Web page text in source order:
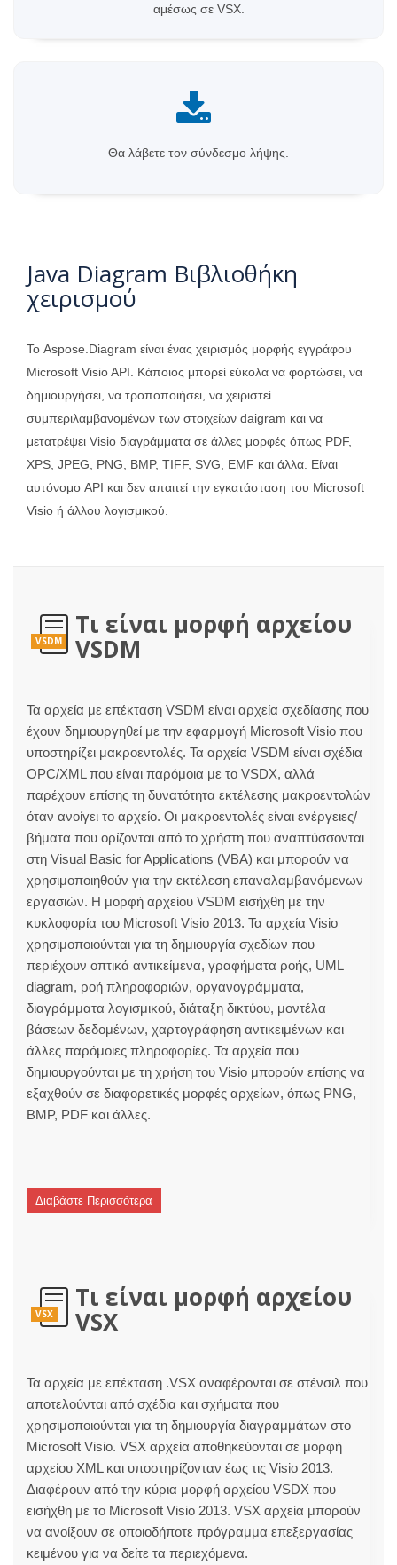
αμέσως σε VSX.
Θα λάβετε τον σύνδεσμο λήψης.
Java Diagram Βιβλιοθήκη
χειρισμού
Το Aspose.Diagram είναι ένας χειρισμός μορφής εγγράφου
Microsoft Visio API. Κάποιος μπορεί εύκολα να φορτώσει, να
δημιουργήσει, να τροποποιήσει, να χειριστεί
συμπεριλαμβανομένων των στοιχείων daigram και να
μετατρέψει Visio διαγράμματα σε άλλες μορφές όπως PDF,
XPS, JPEG, PNG, BMP, TIFF, SVG, EMF και άλλα. Είναι
αυτόνομο API και δεν απαιτεί την εγκατάσταση του Microsoft
Visio ή άλλου λογισμικού.
VSDM
Τι είναι μορφή αρχείου
VSDM
Τα αρχεία με επέκταση VSDM είναι αρχεία σχεδίασης που
έχουν δημιουργηθεί με την εφαρμογή Microsoft Visio που
υποστηρίζει μακροεντολές. Τα αρχεία VSDM είναι σχέδια
OPC/XML που είναι παρόμοια με το VSDX, αλλά
παρέχουν επίσης τη δυνατότητα εκτέλεσης μακροεντολών
όταν ανοίγει το αρχείο. Οι μακροεντολές είναι ενέργειες/
βήματα που ορίζονται από το χρήστη που αναπτύσσονται
στη Visual Basic for Applications (VBA) και μπορούν να
χρησιμοποιηθούν για την εκτέλεση επαναλαμβανόμενων
εργασιών. Η μορφή αρχείου VSDM εισήχθη με την
κυκλοφορία του Microsoft Visio 2013. Τα αρχεία Visio
χρησιμοποιούνται για τη δημιουργία σχεδίων που
περιέχουν οπτικά αντικείμενα, γραφήματα ροής, UML
diagram, ροή πληροφοριών, οργανογράμματα,
διαγράμματα λογισμικού, διάταξη δικτύου, μοντέλα
βάσεων δεδομένων, χαρτογράφηση αντικειμένων και
άλλες παρόμοιες πληροφορίες. Τα αρχεία που
δημιουργούνται με τη χρήση του Visio μπορούν επίσης να
εξαχθούν σε διαφορετικές μορφές αρχείων, όπως PNG,
BMP, PDF και άλλες.
Διαβάστε Περισσότερα
VSX
Τι είναι μορφή αρχείου
VSX
Τα αρχεία με επέκταση .VSX αναφέρονται σε στένσιλ που
αποτελούνται από σχέδια και σχήματα που
χρησιμοποιούνται για τη δημιουργία διαγραμμάτων στο
Microsoft Visio. VSX αρχεία αποθηκεύονται σε μορφή
αρχείου XML και υποστηρίζονταν έως τις Visio 2013.
Διαφέρουν από την κύρια μορφή αρχείου VSDX που
εισήχθη με το Microsoft Visio 2013. VSX αρχεία μπορούν
να ανοίξουν σε οποιοδήποτε πρόγραμμα επεξεργασίας
κειμένου για να δείτε τα περιεχόμενα.